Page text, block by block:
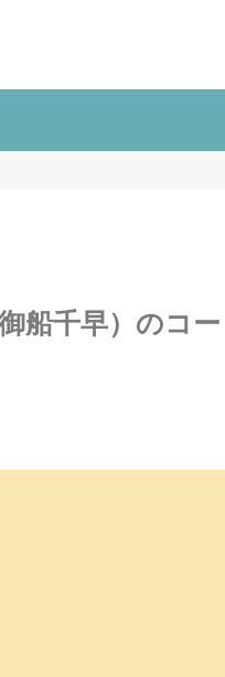
船千早）のコー